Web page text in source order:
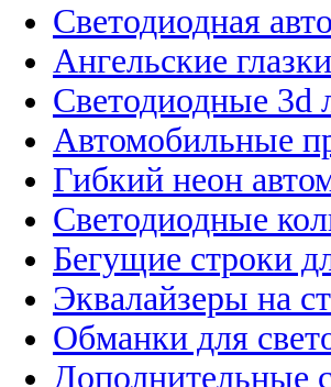
Светодиодная
Ангельские глазки
Светодиодные 3d
Автомобильные
Гибкий неон
Светодиодные
Бегущие строки
Эквалайзеры на
Обманки для
Дополнительные